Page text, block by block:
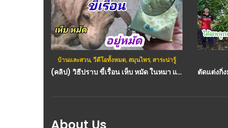
บ้านและสวน,วีดีโอทั้งหมด, สมุนไพร, สาระน่ารู้
(คลิป) วิธีปราบ ขี้เรื้อน เห็บ หมัด ในหมา แมวอยู่หมัดปลอดสารพิษ : วีดีโอ เกษตร